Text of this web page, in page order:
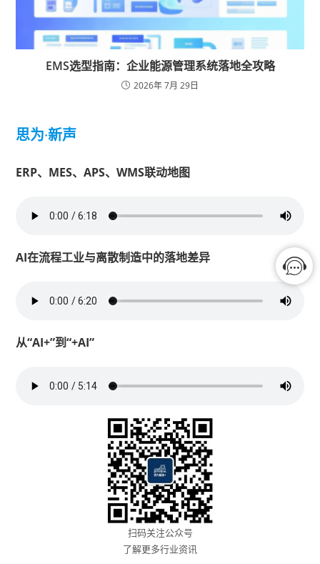
EMS选型指南：企业能源管理系统落地全攻略
2026年 7月 29日
思为·新声
ERP、MES、APS、WMS联动地图
AI在流程工业与离散制造中的落地差异
从“AI+”到“+AI”
扫码关注公众号
了解更多行业资讯